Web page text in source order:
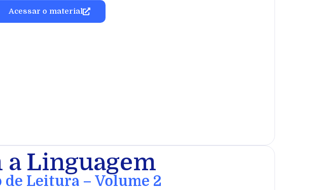
Acessar o material
Linguagem
de Leitura – Volume 2